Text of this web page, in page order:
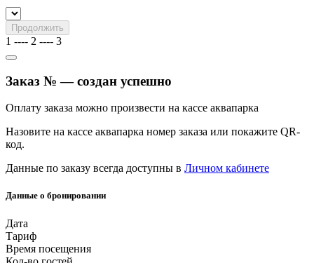
Продолжить
1 ---- 2 ---- 3
Заказ № — создан успешно
Оплату заказа можно произвести на кассе аквапарка
Назовите на кассе аквапарка номер заказа или покажите QR-
код.
Данные по заказу всегда доступны в Личном кабинете
Данные о бронировании
Дата
Тариф
Время посещения